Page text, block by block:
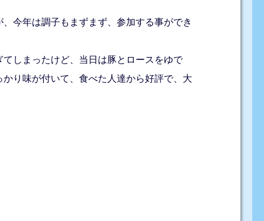
今年は調子もまずまず、参加する事ができ
しまったけど、当日は豚とロースをゆで
り味が付いて、食べた人達から好評で、大